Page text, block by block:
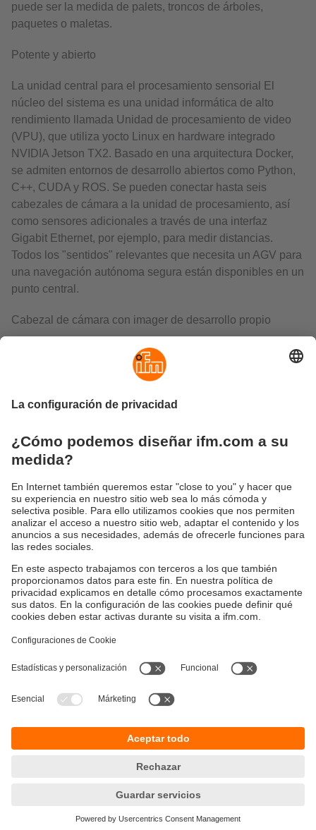
puede ser la medida de palets, troncos de árboles,
paquetes o maletas.
Potente y abierto
La unidad central para el procesamiento sensorial El
núcleo del sistema es una unidad informática de alto
rendimiento llamada Unidad de procesamiento de video
(VPU), que utiliza yocto Linux en hardware integrado
NVIDIA Jetson TX2. Basado en una arquitectura Docker,
se admiten entornos de desarrollo abiertos como Python,
C++, CUDA y ROS. Se pueden conectar hasta seis
cabezales de cámara a la unidad de procesamiento, así
como sensores adicionales a través de una interfaz
Gigabit Ethernet, por ejemplo, para medir distancias.
Todos los "sentidos" relevantes que necesita un AGV para
una navegación autónoma segura están disponibles en un
punto central.
Cabezal de cámara con imager de desarrollo propio
Ifm también ofrece cabezales de cámara potentes y
adecuados como parte de la solución de la plataforma
desde el principio: las cámaras 2D/3D tienen un ángulo de
apertura de 60° o 105° y están equipadas con el último
pmdtechnologies ag . La empresa del grupo de empresas
ifm desarrolla todos los sensores para los productos de
exactamente a los requisitos respectivos.
Gracias a la luz infrarroja modulada, la cámara 2D/3D
captura objetos con la máxima fiabilidad, incluso cuando
se exponen a una mayor luz ambiental.
Sostenibilidad
Condiciones generales de venta
Política de garantía
Avisos legales
Política de privacidad
Responsible Disclosure
ifm electronic s.l.
c/ Garrotxa 6-8
+34 51 890 00 00